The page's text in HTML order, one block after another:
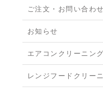
ご注文・お問い合わせ
お知らせ
エアコンクリーニング
レンジフードクリー